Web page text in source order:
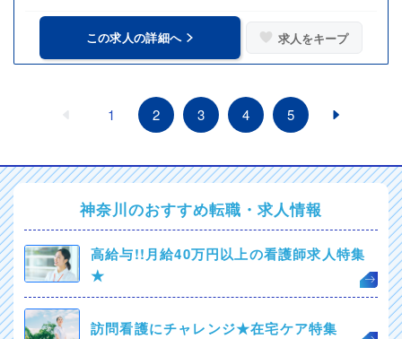
この求人の詳細へ 求人をキープ
1 2 3 4 5
神奈川のおすすめ転職・求人情報
高給与!!月給40万円以上の看護師求人特集
★
訪問看護にチャレンジ★在宅ケア特集